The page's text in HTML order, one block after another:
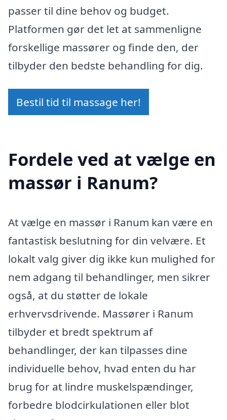
passer til dine behov og budget.
Platformen gør det let at sammenligne
forskellige massører og finde den, der
tilbyder den bedste behandling for dig.
Bestil tid til massage her!
Fordele ved at vælge en
massør i Ranum?
At vælge en massør i Ranum kan være en
fantastisk beslutning for din velvære. Et
lokalt valg giver dig ikke kun mulighed for
nem adgang til behandlinger, men sikrer
også, at du støtter de lokale
erhvervsdrivende. Massører i Ranum
tilbyder et bredt spektrum af
behandlinger, der kan tilpasses dine
individuelle behov, hvad enten du har
brug for at lindre muskelspændinger,
forbedre blodcirkulationen eller blot